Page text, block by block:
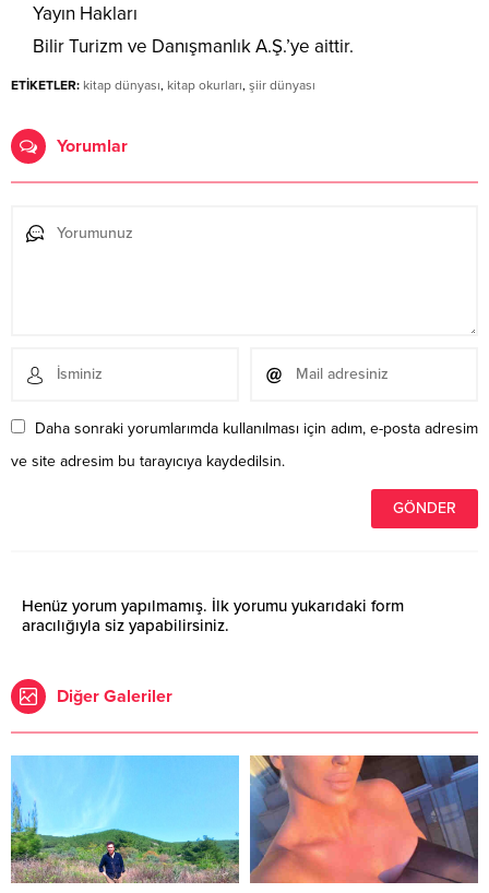
Yayın Hakları
Bilir Turizm ve Danışmanlık A.Ş.’ye aittir.
ETİKETLER: kitap dünyası, kitap okurları, şiir dünyası
Yorumlar
Daha sonraki yorumlarımda kullanılması için adım, e-posta adresim
ve site adresim bu tarayıcıya kaydedilsin.
Henüz yorum yapılmamış. İlk yorumu yukarıdaki form
aracılığıyla siz yapabilirsiniz.
Diğer Galeriler